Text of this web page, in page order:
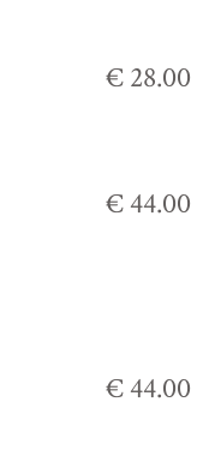
€ 28.00
€ 44.00
€ 44.00